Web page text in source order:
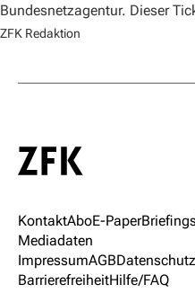
Bundesnetzagentur. Dieser
ZFK Redaktion
KontaktAboE-Paper
Mediadaten
ImpressumAGBDatenschutz
BarrierefreiheitHilfe/FAQ